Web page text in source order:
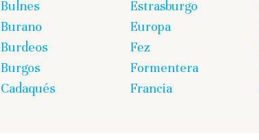
Bulnes
Burano
Burdeos
Burgos
Cadaqués
Estrasburgo
Europa
Fez
Formentera
Francia